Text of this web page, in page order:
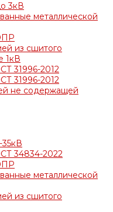
3кВ
металлической
из сшитого
1кВ
31996-2012
31996-2012
не содержащей
34834-2022
металлической
из сшитого